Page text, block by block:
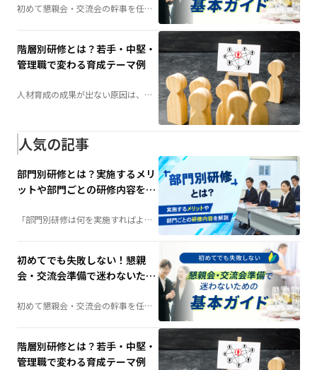
初めて懇親会・交流会の幹事を任さ
れた方へ。会場選びや予算の考え
やすく解説します。
階層別研修とは？若手・中堅・
管理職で変わる育成テーマ例
人材育成の成果が出ない原因は、
「研修不足」ではなく「研修設計」
です。若手・中堅・管理職それぞれ
に必要な研修テーマや実施方法を詳
しく解説します。
人気の記事
部門別研修とは？実施するメリ
ットや部門ごとの研修内容を解
「部門別研修は何を実施すればよ
い？」そんな担当者の疑問を解決。
させるポイントまで、人材育成に役
立つ情報を分かりやすく解説しま
す。
初めてでも失敗しない！懇親
会・交流会準備で迷わないため
初めて懇親会・交流会の幹事を任さ
れた方へ。会場選びや予算の考え
やすく解説します。
階層別研修とは？若手・中堅・
管理職で変わる育成テーマ例